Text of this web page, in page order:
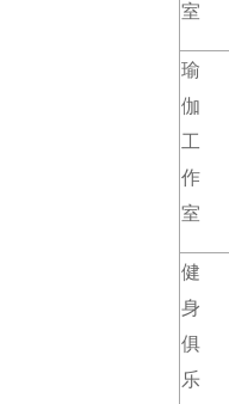
室
瑜
伽
工
作
室
健
身
俱
乐